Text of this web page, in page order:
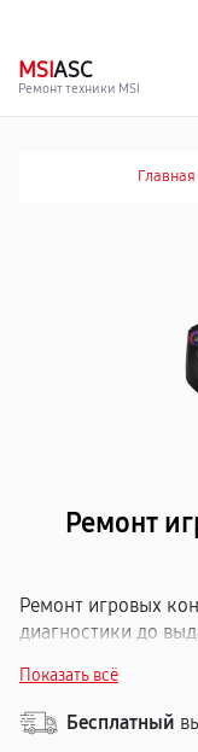
MSIASC
Ремонт техники MSI
Главная
Ремонт
Ремонт игровых
диагностики до
Бесплатная
работ и гарантия
МСИ всех моделей:
Показать всё
Бесплатный